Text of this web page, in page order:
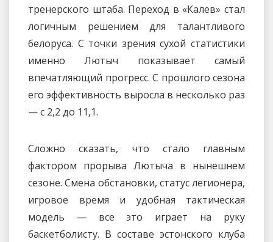
тренерского штаба. Переход в «Калев» стал
логичным решением для талантливого
белоруса. С точки зрения сухой статистики
именно Лютыч показывает самый
впечатляющий прогресс. С прошлого сезона
его эффективность выросла в несколько раз
— с 2,2 до 11,1.
Сложно сказать, что стало главным
фактором прорыва Лютыча в нынешнем
сезоне. Смена обстановки, статус легионера,
игровое время и удобная тактическая
модель — все это играет на руку
баскетболисту. В составе эстонского клуба